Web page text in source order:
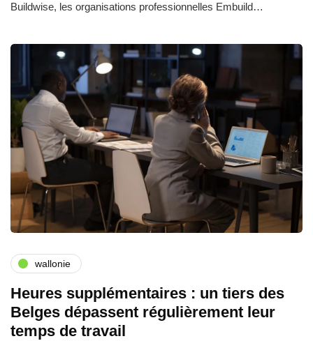
Buildwise, les organisations professionnelles Embuild…
wallonie
Heures supplémentaires : un tiers des
Belges dépassent régulièrement leur
temps de travail